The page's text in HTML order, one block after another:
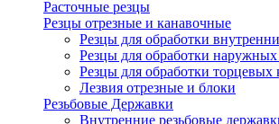
Расточные резцы
Резцы отрезные и канавочные
Резцы для обработки
Резцы для обработки наружных
Резцы для обработки торцевых
Лезвия отрезные и блоки
Резьбовые Державки
Внутренние резьбовые